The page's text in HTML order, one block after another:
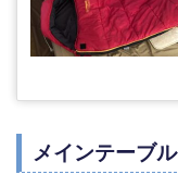
メインテーブル